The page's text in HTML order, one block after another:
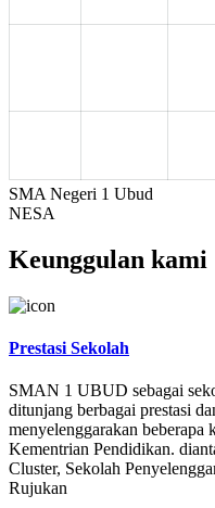
SMA Negeri 1 Ubud
NESA
Keunggulan kami
Prestasi Sekolah
SMAN 1 UBUD sebagai
ditunjang berbagai prestasi
menyelenggarakan beberapa
Kementrian Pendidikan.
Cluster, Sekolah
Rujukan